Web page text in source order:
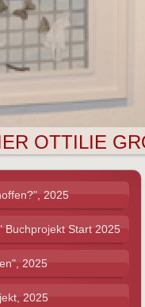
OTTILIE
2025
Buchprojekt Start 2025
2025
2025